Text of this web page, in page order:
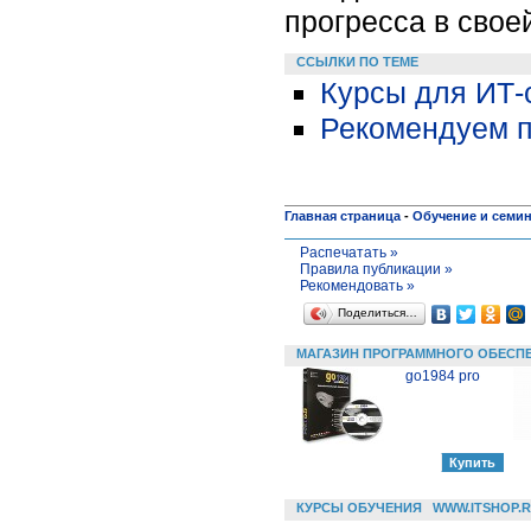
прогресса в
ССЫЛКИ ПО ТЕМЕ
Курсы для ИТ-
Рекомендуем
Главная страница - Обучение и
Распечатать »
Правила публикации »
Рекомендовать »
Поделиться…
МАГАЗИН ПРОГРАММНОГО
go1984 pro
КУРСЫ ОБУЧЕНИЯ